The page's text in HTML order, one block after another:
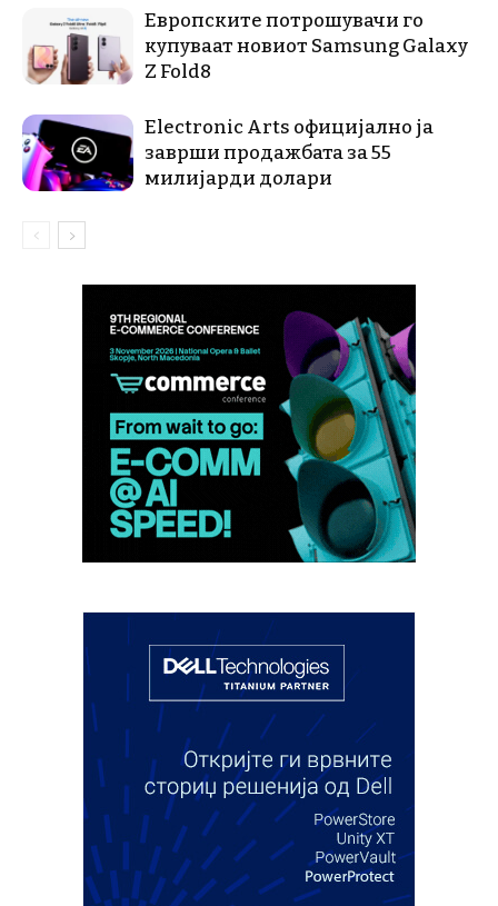
Европските потрошувачи го
купуваат новиот Samsung Galaxy
Z Fold8
Electronic Arts официјално ја
заврши продажбата за 55
милијарди долари